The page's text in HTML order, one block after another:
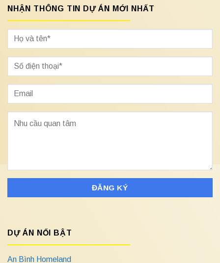
NHẬN THÔNG TIN DỰ ÁN MỚI NHẤT
DỰ ÁN NỔI BẬT
An Bình Homeland